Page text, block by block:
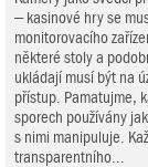
– kasinové hry se
monitorovacího
některé stoly a
ukládají musí být na
přístup. Pamatujme,
sporech používány
s nimi manipuluje.
transparentního...